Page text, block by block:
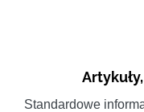
Artykuły,
Standardowe